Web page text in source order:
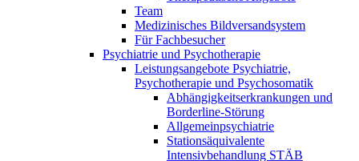
Team
Medizinisches Bildversandsystem
Für Fachbesucher
Psychiatrie und Psychotherapie
Leistungsangebote Psychiatrie,
Psychotherapie und Psychosomatik
Abhängigkeitserkrankungen und
Borderline-Störung
Allgemeinpsychiatrie
Stationsäquivalente
Intensivbehandlung STÄB